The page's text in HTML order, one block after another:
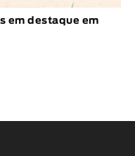
em destaque em